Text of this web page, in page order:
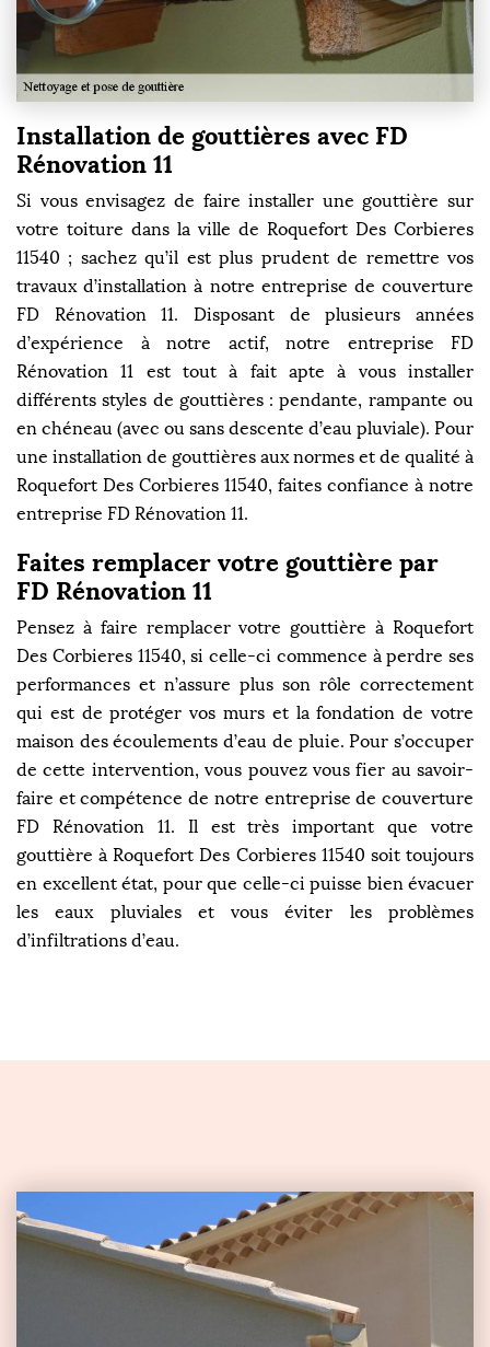
Installation de gouttières avec FD
Rénovation 11
Si vous envisagez de faire installer une gouttière sur
votre toiture dans la ville de Roquefort Des Corbieres
11540 ; sachez qu’il est plus prudent de remettre vos
travaux d’installation à notre entreprise de couverture
FD Rénovation 11. Disposant de plusieurs années
d’expérience à notre actif, notre entreprise FD
Rénovation 11 est tout à fait apte à vous installer
différents styles de gouttières : pendante, rampante ou
en chéneau (avec ou sans descente d’eau pluviale). Pour
une installation de gouttières aux normes et de qualité à
Roquefort Des Corbieres 11540, faites confiance à notre
entreprise FD Rénovation 11.
Faites remplacer votre gouttière par
FD Rénovation 11
Pensez à faire remplacer votre gouttière à Roquefort
Des Corbieres 11540, si celle-ci commence à perdre ses
performances et n’assure plus son rôle correctement
qui est de protéger vos murs et la fondation de votre
maison des écoulements d’eau de pluie. Pour s’occuper
de cette intervention, vous pouvez vous fier au savoir-
faire et compétence de notre entreprise de couverture
FD Rénovation 11. Il est très important que votre
gouttière à Roquefort Des Corbieres 11540 soit toujours
en excellent état, pour que celle-ci puisse bien évacuer
les eaux pluviales et vous éviter les problèmes
d’infiltrations d’eau.